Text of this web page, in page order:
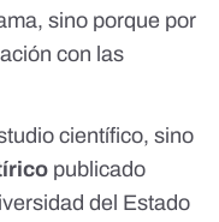
sino porque por
con las
científico, sino
publicado
del Estado